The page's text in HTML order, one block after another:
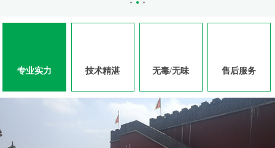
专业实力 技术精湛 无毒/无味 售后服务